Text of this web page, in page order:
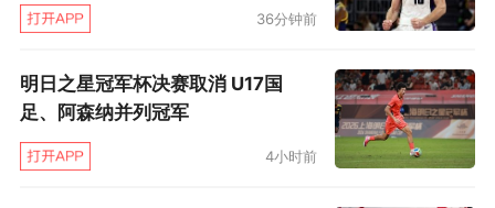
36分钟前
明日之星冠军杯决赛取消 U17国
足、阿森纳并列冠军
4小时前